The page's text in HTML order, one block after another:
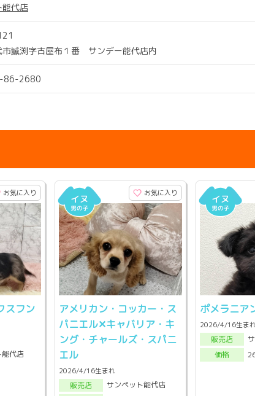
代店
市鰄渕字古屋布１番 サンデー能代店内
86-2680
お気に入り
スフン
代店
お気に入り
アメリカン・コッカー・ス
パニエル✕キャバリア・キ
ング・チャールズ・スパニ
エル
2026/4/16生まれ
販売店
サンペット能代店
ポメラニア
2026/4/16生ま
販売店
価格